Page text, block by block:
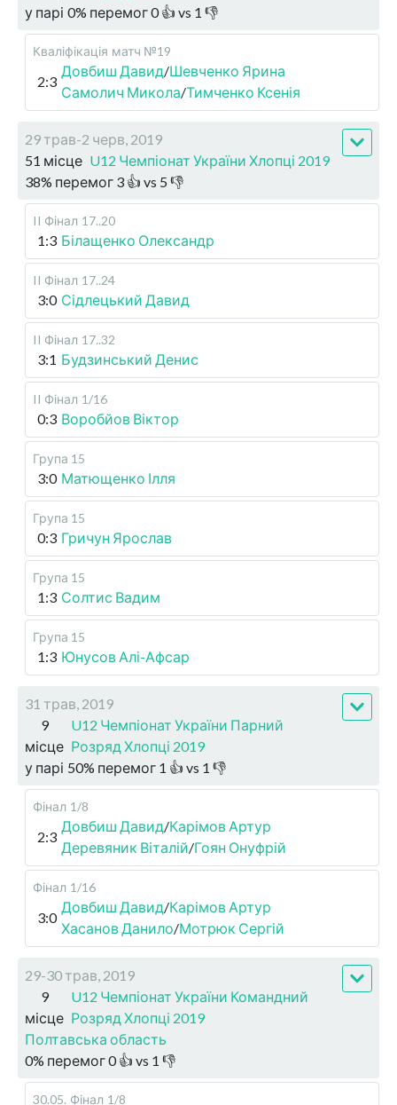
у парі 0% перемог0👍 vs 1 👎
Кваліфікація матч №19
2:3
Довбиш Давид/Шевченко Ярина
Самолич Микола/Тимченко Ксенія
29 трав-2 черв, 2019
51 місце U12 Чемпіонат України Хлопці 2019
38% перемог 3 👍 vs 5 👎
II Фінал 17..20
1:3 Білащенко Олександр
II Фінал 17..24
3:0 Сідлецький Давид
II Фінал 17..32
3:1 Будзинський Денис
II Фінал 1/16
0:3 Воробйов Віктор
Група 15
3:0 Матющенко Ілля
Група 15
0:3 Гричун Ярослав
Група 15
1:3 Солтис Вадим
Група 15
1:3 Юнусов Алі-Афсар
31 трав, 2019
9
місце
U12 Чемпіонат України Парний
Розряд Хлопці 2019
у парі 50% перемог 1 👍 vs 1 👎
Фінал 1/8
2:3
Довбиш Давид/Карімов Артур
Деревяник Віталій/Гоян Онуфрій
Фінал 1/16
3:0
Довбиш Давид/Карімов Артур
Хасанов Данило/Мотрюк Сергій
29-30 трав, 2019
9
місце
U12 Чемпіонат України Командний
Розряд Хлопці 2019
Полтавська область
0% перемог0👍 vs 1 👎
30.05. Фінал 1/8